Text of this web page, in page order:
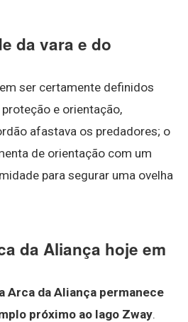
da vara e do
ser certamente definidos
e orientação,
afastava os predadores; o
de orientação com um
para segurar uma ovelha
da Aliança hoje em
a Arca da Aliança permanece
próximo ao lago Zway.